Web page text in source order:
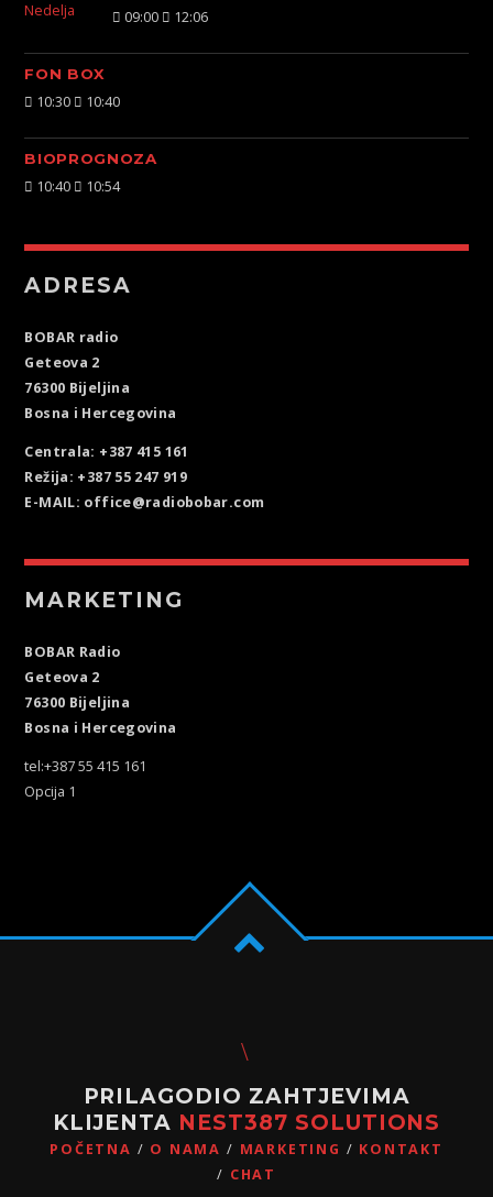
09:00 12:06
FON BOX
10:30 10:40
BIOPROGNOZA
10:40 10:54
ADRESA
BOBAR radio
Geteova 2
76300 Bijeljina
Bosna i Hercegovina
Centrala: +387 415 161
Režija: +387 55 247 919
E-MAIL: office@radiobobar.com
MARKETING
BOBAR Radio
Geteova 2
76300 Bijeljina
Bosna i Hercegovina
tel:+387 55 415 161
Opcija 1
PRILAGODIO ZAHTJEVIMA
KLIJENTA NEST387 SOLUTIONS
POČETNA O NAMA MARKETING
KONTAKT
CHAT